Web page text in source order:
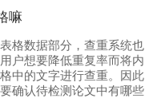
嘛
格数据部分，查重系统也
户想要降低重复率而将内
中的文字进行查重。因此
确认待检测论文中有哪些